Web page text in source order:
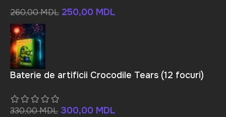
260,00MDL 250,00 MDL
Baterie de artificii Crocodile Tears (12 focuri)
330,00MDL 300,00 MDL